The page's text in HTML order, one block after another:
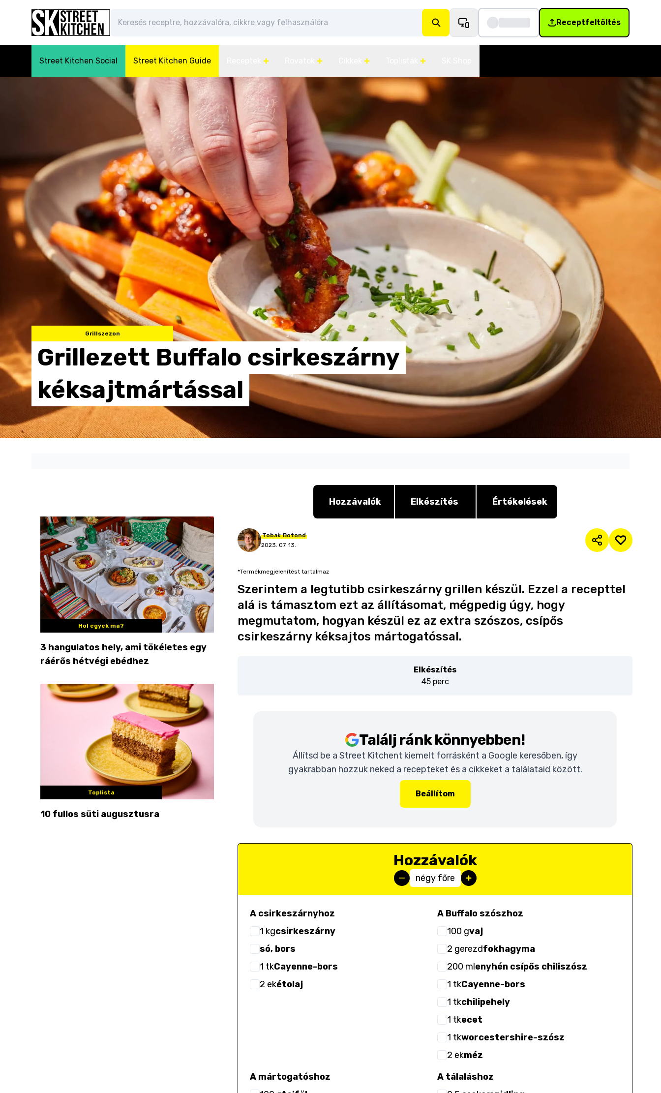
Receptfeltöltés
Street Kitchen Social Street Kitchen Guide
Grillszezon
Grillezett Buffalo csirkeszárny
kéksajtmártással
Hol egyek ma?
3 hangulatos hely, ami tökéletes egy
ráérős hétvégi ebédhez
Toplista
10 fullos süti augusztusra
Hozzávalók Elkészítés Értékelések
Tobak Botond
2023. 07. 13.
*Termékmegjelenítést tartalmaz
Szerintem a legtutibb csirkeszárny grillen készül. Ezzel a recepttel
alá is támasztom ezt az állításomat, mégpedig úgy, hogy
megmutatom, hogyan készül ez az extra szószos, csípős
csirkeszárny kéksajtos mártogatóssal.
Elkészítés
45 perc
Találj ránk könnyebben!
Állítsd be a Street Kitchent kiemelt forrásként a Google keresőben, így
gyakrabban hozzuk neked a recepteket és a cikkeket a találataid között.
Beállítom
Hozzávalók
négy főre
A csirkeszárnyhoz
1 kgcsirkeszárny
só, bors
1 tkCayenne-bors
2 ekétolaj
A Buffalo szószhoz
100 gvaj
2 gerezdfokhagyma
200 mlenyhén csípős chiliszósz
1 tkCayenne-bors
1 tkchilipehely
1 tkecet
1 tkworcestershire-szósz
2 ekméz
A mártogatóshoz
A tálaláshoz